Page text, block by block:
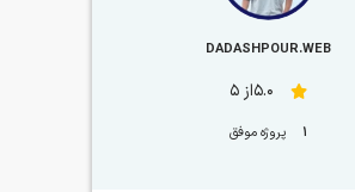
DADASHPOUR.WEB
5.0از 5
1 پروژه موفق